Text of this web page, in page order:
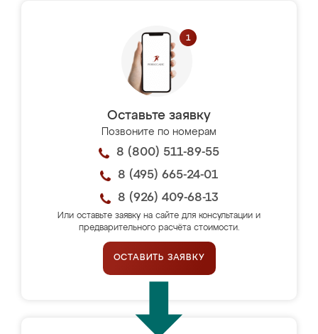
Оставьте заявку
Позвоните по номерам
8 (800) 511-89-55
8 (495) 665-24-01
8 (926) 409-68-13
Или оставьте заявку на сайте для консультации и
предварительного расчёта стоимости.
ОСТАВИТЬ ЗАЯВКУ